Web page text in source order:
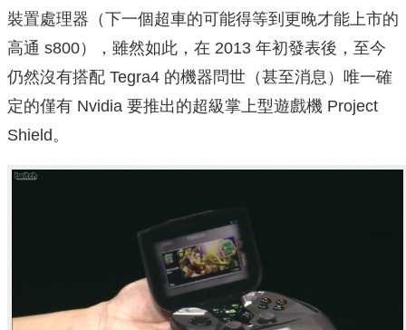
裝置處理器（下一個超車的可能得等到更晚才能上市的
高通 s800），雖然如此，在 2013 年初發表後，至今
仍然沒有搭配 Tegra4 的機器問世（甚至消息）唯一確
定的僅有 Nvidia 要推出的超級掌上型遊戲機 Project
Shield。